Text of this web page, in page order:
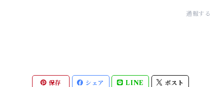
通報する
保存 シェア LINE ポスト